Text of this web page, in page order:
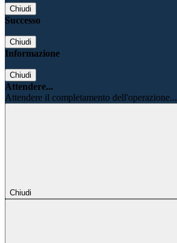
Chiudi
Successo
Chiudi
Informazione
Chiudi
Attendere...
Attendere il completamento dell'operazione...
Chiudi